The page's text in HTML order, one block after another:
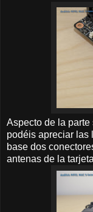
Aspecto de la
podéis apreciar las
base dos
antenas de la